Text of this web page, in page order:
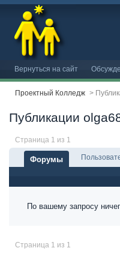
Вернуться на сайт
Проектный Колледж >
Публикации
Страница 1 из 1
Форумы
По вашему запросу
Страница 1 из 1